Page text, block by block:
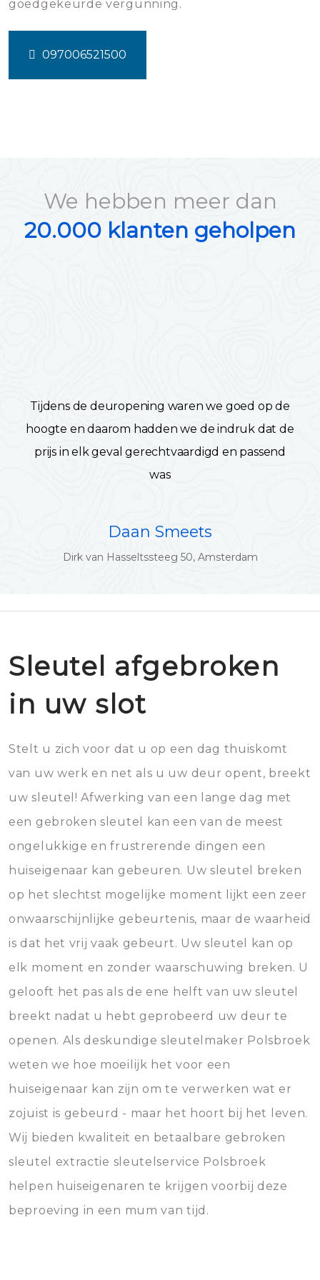
goedgekeurde vergunning.
097006521500
We hebben meer dan
20.000 klanten geholpen
Tijdens de deuropening waren we goed op de
hoogte en daarom hadden we de indruk dat de
prijs in elk geval gerechtvaardigd en passend
was
Daan Smeets
Dirk van Hasseltssteeg 50, Amsterdam
Sleutel afgebroken
in uw slot
Stelt u zich voor dat u op een dag thuiskomt
van uw werk en net als u uw deur opent, breekt
uw sleutel! Afwerking van een lange dag met
een gebroken sleutel kan een van de meest
ongelukkige en frustrerende dingen een
huiseigenaar kan gebeuren. Uw sleutel breken
op het slechtst mogelijke moment lijkt een zeer
onwaarschijnlijke gebeurtenis, maar de waarheid
is dat het vrij vaak gebeurt. Uw sleutel kan op
elk moment en zonder waarschuwing breken. U
gelooft het pas als de ene helft van uw sleutel
breekt nadat u hebt geprobeerd uw deur te
openen. Als deskundige sleutelmaker Polsbroek
weten we hoe moeilijk het voor een
huiseigenaar kan zijn om te verwerken wat er
zojuist is gebeurd - maar het hoort bij het leven.
Wij bieden kwaliteit en betaalbare gebroken
sleutel extractie sleutelservice Polsbroek
helpen huiseigenaren te krijgen voorbij deze
beproeving in een mum van tijd.